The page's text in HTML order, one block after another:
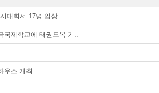
대회서 17명 입상
제학교에 태권도복 기..
우스 개최